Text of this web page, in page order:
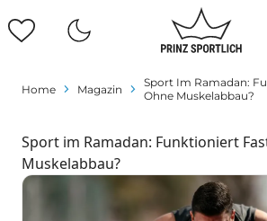
Home Magazin
Sport Im Ramadan:
Ohne Muskelabbau?
Sport im Ramadan: Funktioniert
Muskelabbau?